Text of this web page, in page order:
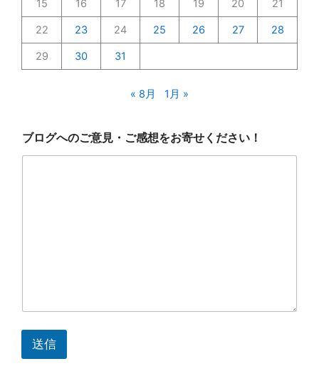
15 16 17 18 19 20 21
22 23 24 25 26 27 28
29 30 31
« 8月 1月 »
ロ
グ
寄
せ
く
だ
ブログへのご意見・ご感想をお寄せください！
送信